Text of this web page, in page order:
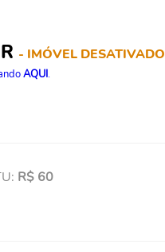
- IMÓVEL DESATIVADO
AQUI.
R$ 60